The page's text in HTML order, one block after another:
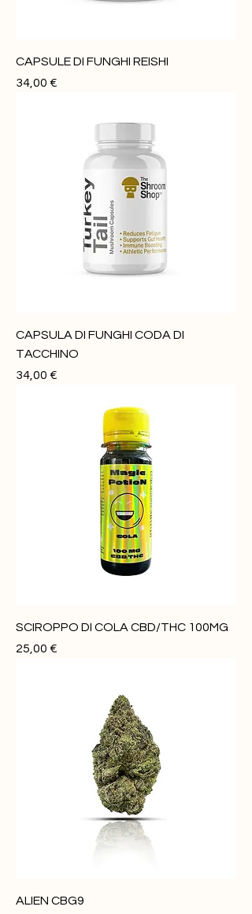
CAPSULE DI FUNGHI REISHI
Prezzo
34,00 €
CAPSULA DI FUNGHI CODA DI
TACCHINO
Prezzo
34,00 €
SCIROPPO DI COLA CBD/THC 100MG
Prezzo
25,00 €
ALIEN CBG9